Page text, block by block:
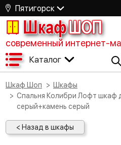
Пятигорск
ШкафШОП
современный интернет-
Каталог
Шкаф Шоп
Шкафы
Спальня Колибри Лофт шкаф дуб крафт серый/графит
серый+камень серый
< Назад в шкафы